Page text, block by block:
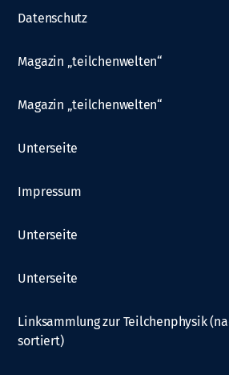
Datenschutz
Magazin „teilchenwelten“
Magazin „teilchenwelten“
Unterseite
Impressum
Unterseite
Unterseite
Linksammlung zur Teilchenphysik
sortiert)